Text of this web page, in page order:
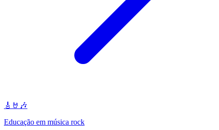
🎸🤘🎶
Educação em música rock